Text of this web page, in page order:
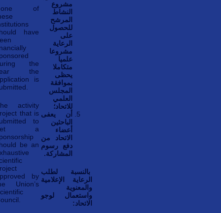
مشروع
النشاط
المرشح
للحصول
على
الرعاية
مشروعا
علميا
متكاملا
يحظى
بموافقة
المجلس
العلمي
للاتحاد؛
أن يعفى
الباحثين
أعضاء
الاتحاد من
دفع رسوم
المشاركة.
بالنسبة لطلب
الرعاية الإعلامية
والمعنوية
واستعمال لوجو
الاتحاد:
of
have
the
the
is
activity
that is
to
a
be an
by
Union’s